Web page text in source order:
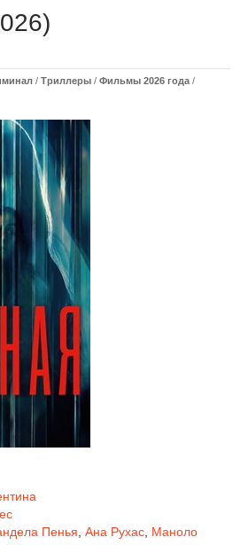
/ Триллеры / Фильмы 2026 года /
Пенья Ана Рухас Маноло